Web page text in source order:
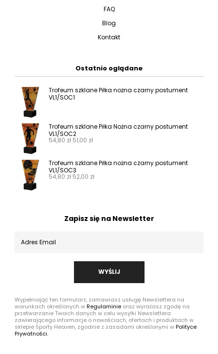
FAQ
Blog
Kontakt
Ostatnio oglądane
Trofeum szklane Piłka nożna czarny postument
VL1/SOC1
Trofeum szklane Piłka Nożna czarny postument
VL1/SOC2
54,80 zł 51,00 zł
Trofeum szklane Piłka nożna czarny postument
VL1/SOC3
54,80 zł 52,00 zł
Zapisz się na Newsletter
WYŚLIJ
Wypełniając ten formularz, zamawiasz usługę Newslettera na
warunkach określonych wRegulaminie oraz wyrażasz zgodę na
przetwarzanie Twoich danych w celu wysyłki Newslettera
zawierającego informacje o nowościach, ofertach i produktach w
sklepie Sporty Heaven, zgodnie z zasadami określonymi wPolityce
Prywatności.